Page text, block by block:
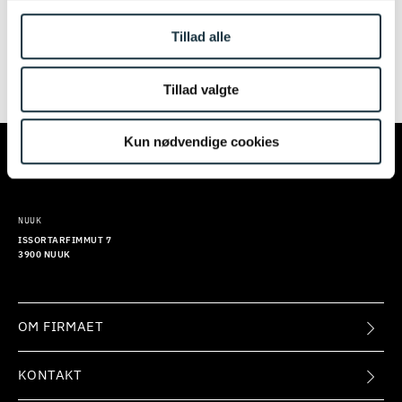
Tillad alle
Tillad valgte
Kun nødvendige cookies
igen senere. Vi beklager ulejligheden.
TILMELD
1560 KØBENHAVN V
EUROPAPLADS 8
8000 AARHUS C
NUUK
ISSORTARFIMMUT 7
3900 NUUK
OM FIRMAET
KONTAKT